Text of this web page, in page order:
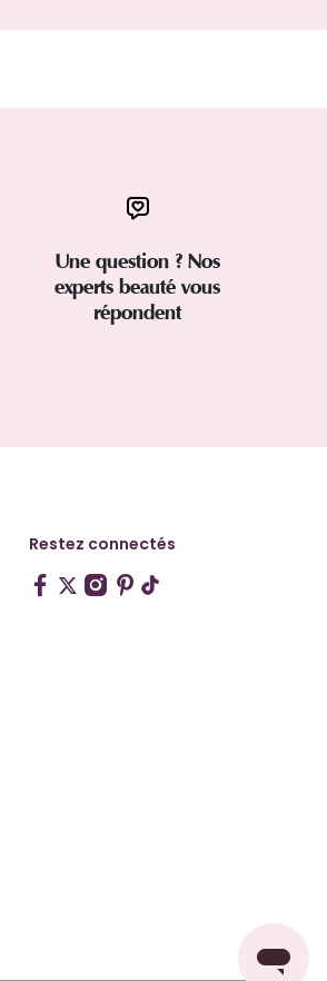
Une question ? Nos
experts beauté vous
répondent
Restez connectés